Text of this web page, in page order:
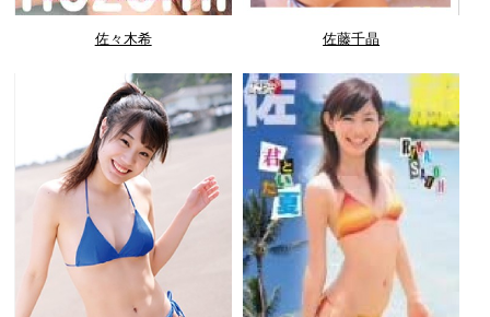
佐々木希 佐藤千晶